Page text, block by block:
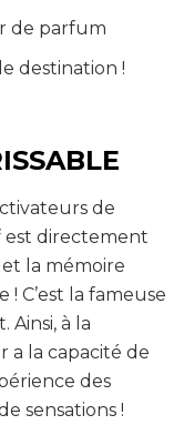
de parfum
destination !
de
est directement
la mémoire
C’est la fameuse
Ainsi, à la
a la capacité de
des
sensations !